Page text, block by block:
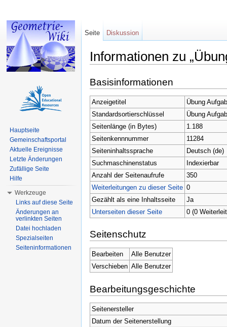
Informationen zu
Basisinformationen
Anzeigetitel
Übung
Standardsortierschlüssel
Übung
Seitenlänge (in Bytes)
1.188
Seitenkennnummer
11284
Seiteninhaltssprache
Deutsch (de)
Suchmaschinenstatus
Indexierbar
Anzahl der Seitenaufrufe
350
Weiterleitungen zu dieser Seite 0
Gezählt als eine Inhaltsseite
Ja
Unterseiten dieser Seite
0 (0
Seitenschutz
Bearbeiten
Alle Benutzer
Verschieben Alle Benutzer
Bearbeitungsgeschichte
Seitenersteller
Datum der Seitenerstellung
Seite Diskussion
Hauptseite
Gemeinschaftsportal
Aktuelle Ereignisse
Letzte Änderungen
Zufällige Seite
Hilfe
Werkzeuge
Links auf diese Seite
Änderungen an
verlinkten Seiten
Datei hochladen
Spezialseiten
Seiteninformationen